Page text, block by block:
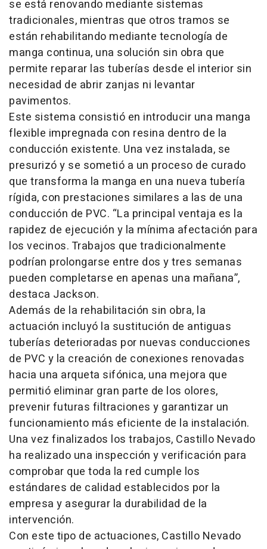
se está renovando mediante sistemas
tradicionales, mientras que otros tramos se
están rehabilitando mediante tecnología de
manga continua, una solución sin obra que
permite reparar las tuberías desde el interior sin
necesidad de abrir zanjas ni levantar
pavimentos.
Este sistema consistió en introducir una manga
flexible impregnada con resina dentro de la
conducción existente. Una vez instalada, se
presurizó y se sometió a un proceso de curado
que transforma la manga en una nueva tubería
rígida, con prestaciones similares a las de una
conducción de PVC. “La principal ventaja es la
rapidez de ejecución y la mínima afectación para
los vecinos. Trabajos que tradicionalmente
podrían prolongarse entre dos y tres semanas
pueden completarse en apenas una mañana”,
destaca Jackson.
Además de la rehabilitación sin obra, la
actuación incluyó la sustitución de antiguas
tuberías deterioradas por nuevas conducciones
de PVC y la creación de conexiones renovadas
hacia una arqueta sifónica, una mejora que
permitió eliminar gran parte de los olores,
prevenir futuras filtraciones y garantizar un
funcionamiento más eficiente de la instalación.
Una vez finalizados los trabajos, Castillo Nevado
ha realizado una inspección y verificación para
comprobar que toda la red cumple los
estándares de calidad establecidos por la
empresa y asegurar la durabilidad de la
intervención.
Con este tipo de actuaciones, Castillo Nevado